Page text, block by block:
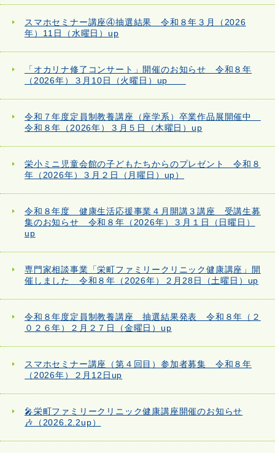
スマホセミナー講座④抽選結果 令和８年３月（2026
年）11日（水曜日）up
「オカリナ修了コンサート」開催のお知らせ 令和８年
（2026年）３月10日（火曜日）up
令和７年度定員制教養講座（座学系）卒業作品展開催中
令和８年（2026年）３月５日（木曜日）up
栄小ミニ児童会館の子どもたちからのプレゼント 令和８
年（2026年）３月２日（月曜日）up）
令和８年度 健康生活応援事業４月開講３講座 受講生募
集のお知らせ 令和８年（2026年）３月１日（日曜日）
up
専門家相談事業「栄町ファミリークリニック健康講座」開
催しました 令和８年（2026年）２月28日（土曜日）up
令和８年度定員制教養講座 抽選結果発表 令和８年（２
０２６年）２月２７日（金曜日）up
スマホセミナー講座（第４回目）参加者募集 令和８年
（2026年）２月12日up
🎤栄町ファミリークリニック健康講座開催のお知らせ
🎶（2026.2.2up）